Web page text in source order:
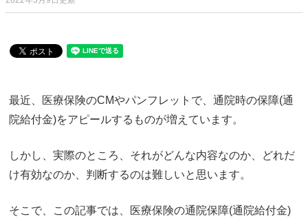
最近、医療保険のCMやパンフレットで、通院時の保障(通
院給付金)をアピールするものが増えています。
しかし、実際のところ、それがどんな内容なのか、どれだ
け有効なのか、判断するのは難しいと思います。
そこで、この記事では、医療保険の通院保障(通院給付金)